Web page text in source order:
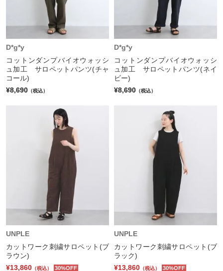
D*g*y
コットンダンプバイオウォッシ
ュ加工 サロペットパンツ(チャ
コール)
¥8,690 （税込）
D*g*y
コットンダンプバイオウォッシ
ュ加工 サロペットパンツ(ネイ
ビー)
¥8,690 （税込）
UNPLE
カットワーク刺繍サロペット(ブ
ラウン)
¥13,860 （税込） 30%OFF
UNPLE
カットワーク刺繍サロペット(ブ
ラック)
¥13,860 （税込） 30%OFF